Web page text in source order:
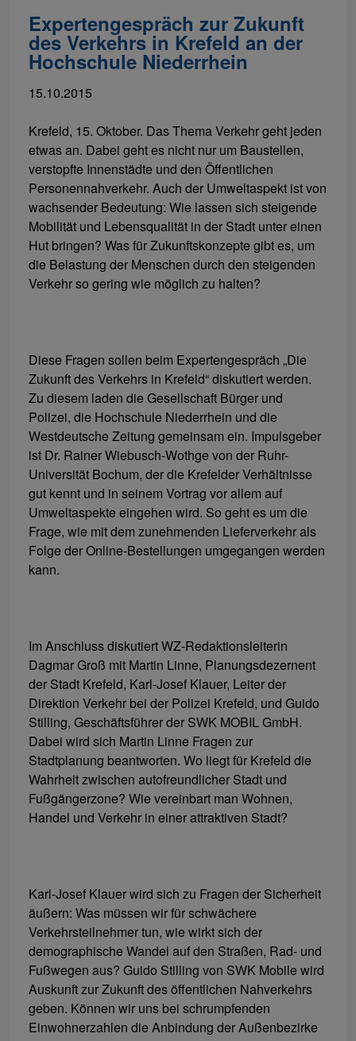
Expertengespräch zur Zukunft
des Verkehrs in Krefeld an der
Hochschule Niederrhein
15.10.2015
Krefeld, 15. Oktober. Das Thema Verkehr geht jeden
etwas an. Dabei geht es nicht nur um Baustellen,
verstopfte Innenstädte und den Öffentlichen
Personennahverkehr. Auch der Umweltaspekt ist von
wachsender Bedeutung: Wie lassen sich steigende
Mobilität und Lebensqualität in der Stadt unter einen
Hut bringen? Was für Zukunftskonzepte gibt es, um
die Belastung der Menschen durch den steigenden
Verkehr so gering wie möglich zu halten?
Diese Fragen sollen beim Expertengespräch „Die
Zukunft des Verkehrs in Krefeld“ diskutiert werden.
Zu diesem laden die Gesellschaft Bürger und
Polizei, die Hochschule Niederrhein und die
Westdeutsche Zeitung gemeinsam ein. Impulsgeber
ist Dr. Rainer Wiebusch-Wothge von der Ruhr-
Universität Bochum, der die Krefelder Verhältnisse
gut kennt und in seinem Vortrag vor allem auf
Umweltaspekte eingehen wird. So geht es um die
Frage, wie mit dem zunehmenden Lieferverkehr als
Folge der Online-Bestellungen umgegangen werden
kann.
Im Anschluss diskutiert WZ-Redaktionsleiterin
Dagmar Groß mit Martin Linne, Planungsdezernent
der Stadt Krefeld, Karl-Josef Klauer, Leiter der
Direktion Verkehr bei der Polizei Krefeld, und Guido
Stilling, Geschäftsführer der SWK MOBIL GmbH.
Dabei wird sich Martin Linne Fragen zur
Stadtplanung beantworten. Wo liegt für Krefeld die
Wahrheit zwischen autofreundlicher Stadt und
Fußgängerzone? Wie vereinbart man Wohnen,
Handel und Verkehr in einer attraktiven Stadt?
Karl-Josef Klauer wird sich zu Fragen der Sicherheit
äußern: Was müssen wir für schwächere
Verkehrsteilnehmer tun, wie wirkt sich der
demographische Wandel auf den Straßen, Rad- und
Fußwegen aus? Guido Stilling von SWK Mobile wird
Auskunft zur Zukunft des öffentlichen Nahverkehrs
geben. Können wir uns bei schrumpfenden
Einwohnerzahlen die Anbindung der Außenbezirke